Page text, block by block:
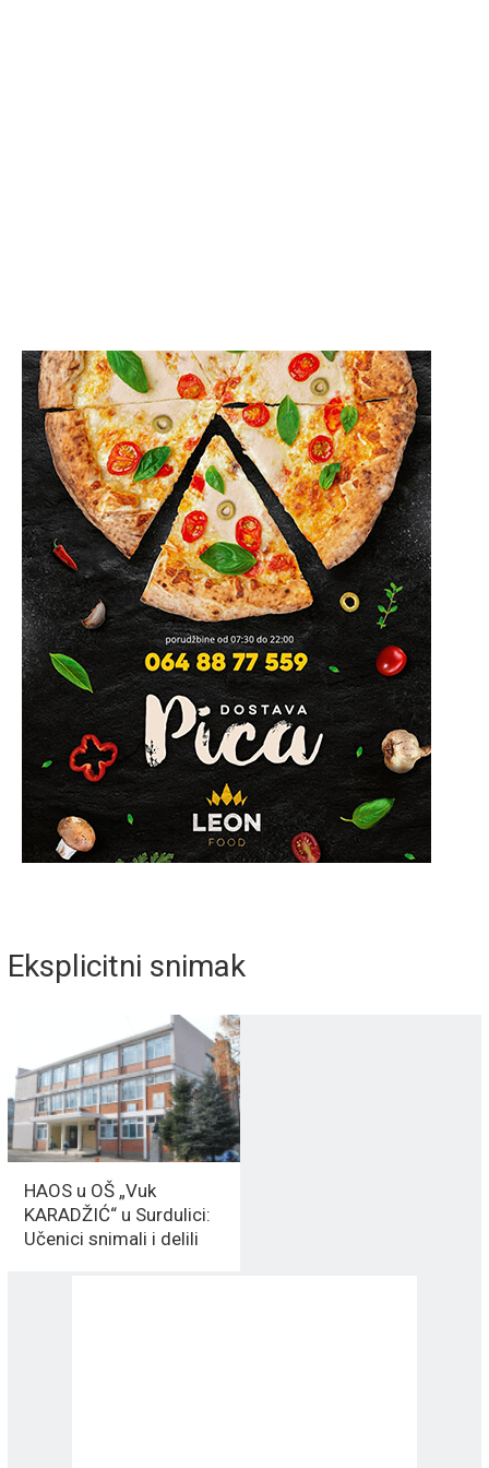
Eksplicitni snimak
HAOS u OŠ „Vuk
KARADŽIĆ“ u Surdulici:
Učenici snimali i delili